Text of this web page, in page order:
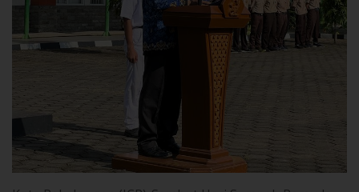
Kota Pekalongan (ICP)-Sambut Hari Sumpah Pemuda